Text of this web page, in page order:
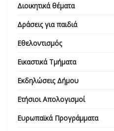
Διοικητικά θέματα
Δράσεις για παιδιά
Εθελοντισμός
Εικαστικά Τμήματα
Εκδηλώσεις Δήμου
Ετήσιοι Απολογισμοί
Ευρωπαϊκά Προγράμματα